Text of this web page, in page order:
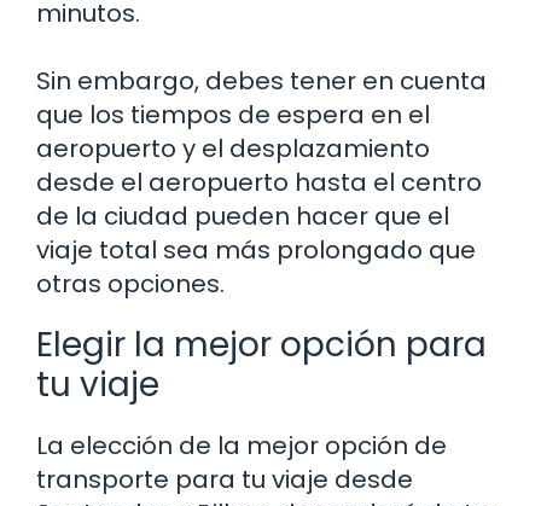
minutos.
Sin embargo, debes tener en cuenta
que los tiempos de espera en el
aeropuerto y el desplazamiento
desde el aeropuerto hasta el centro
de la ciudad pueden hacer que el
viaje total sea más prolongado que
otras opciones.
Elegir la mejor opción para
tu viaje
La elección de la mejor opción de
transporte para tu viaje desde